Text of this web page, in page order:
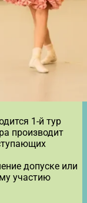
1-й тур
производит
допуске или
участию